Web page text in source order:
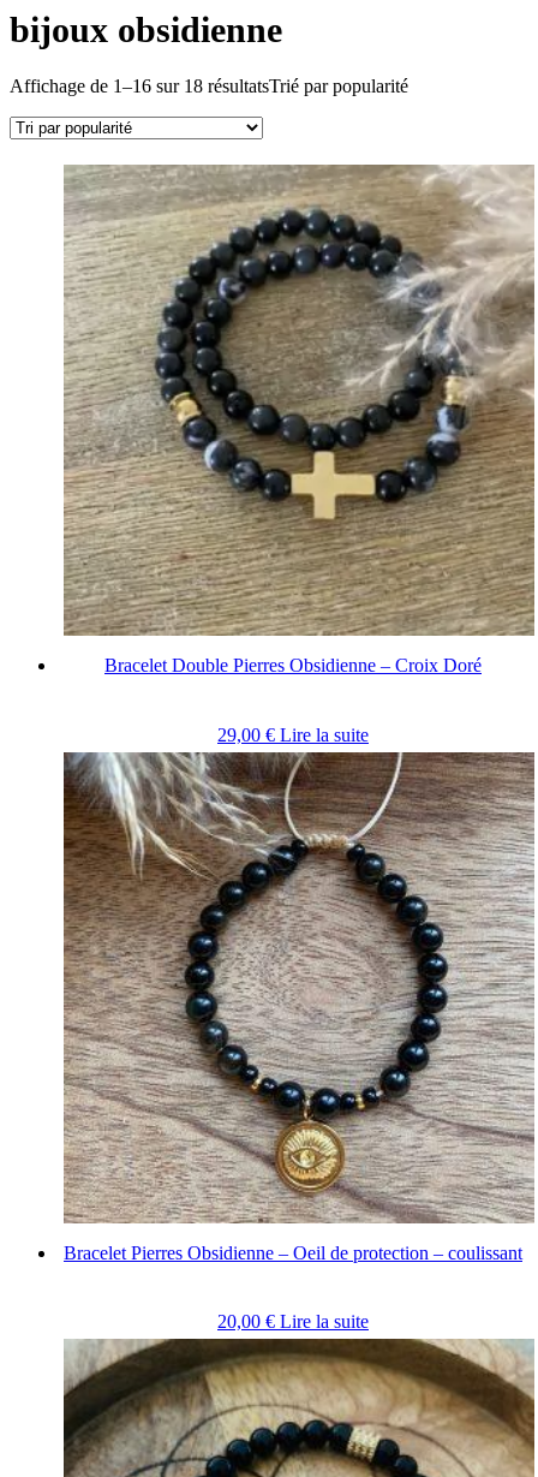
bijoux obsidienne
Affichage de 1–16 sur 18 résultatsTrié par popularité
Bracelet Double Pierres Obsidienne – Croix Doré
29,00 € Lire la suite
Bracelet Pierres Obsidienne – Oeil de protection – coulissant
20,00 € Lire la suite